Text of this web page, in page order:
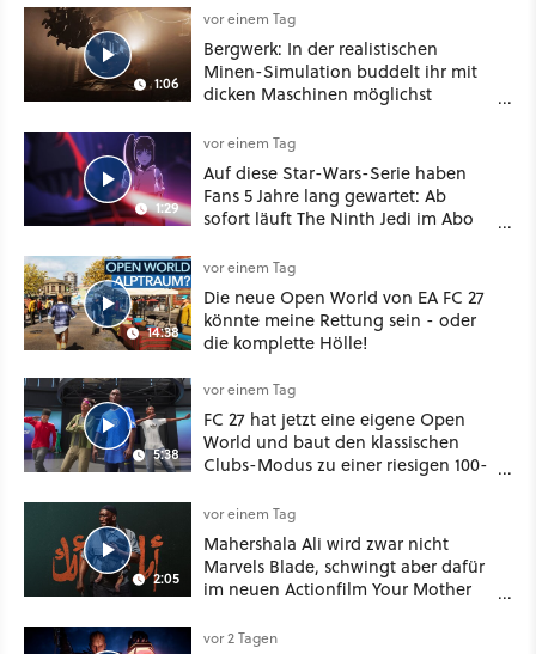
1:06
vor einem Tag
Bergwerk: In der realistischen
Minen-Simulation buddelt ihr mit
dicken Maschinen möglichst
1:29
vor einem Tag
Auf diese Star-Wars-Serie haben
Fans 5 Jahre lang gewartet: Ab
sofort läuft The Ninth Jedi im Abo
14:38
vor einem Tag
Die neue Open World von EA FC 27
könnte meine Rettung sein - oder
die komplette Hölle!
5:38
vor einem Tag
FC 27 hat jetzt eine eigene Open
World und baut den klassischen
Clubs-Modus zu einer riesigen 100-
2:05
vor einem Tag
Mahershala Ali wird zwar nicht
Marvels Blade, schwingt aber dafür
im neuen Actionfilm Your Mother
Schwert
vor 2 Tagen